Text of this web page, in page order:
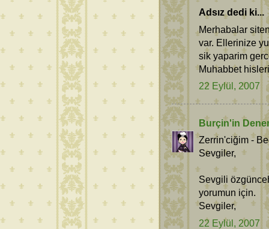
Adsız dedi ki...
Merhabalar
var. Ellerinize
sik yaparim
Muhabbet
22 Eylül, 2007
Burçin'in
Zerrin'ciğim -
Sevgiler,
Sevgili
yorumun için.
Sevgiler,
22 Eylül, 2007